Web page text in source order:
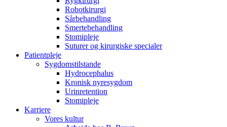
Robotkirurgi
Sårbehandling
Smertebehandling
Stomipleje
Suturer og kirurgiske specialer
Patientpleje
Sygdomstilstande
Hydrocephalus
Kronisk nyresygdom
Urinretention
Stomipleje
Karriere
Vores kultur